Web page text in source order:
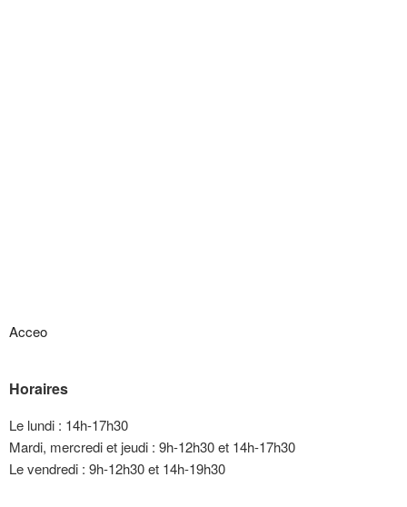
Acceo
Horaires
Le lundi : 14h-17h30
Mardi, mercredi et jeudi : 9h-12h30 et 14h-17h30
Le vendredi : 9h-12h30 et 14h-19h30